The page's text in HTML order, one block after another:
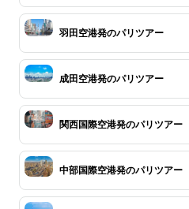
羽田空港発のパリツアー
成田空港発のパリツアー
関西国際空港発のパリツアー
中部国際空港発のパリツアー